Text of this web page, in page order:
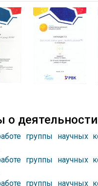
о деятельности
группы научных
группы научных
группы научных